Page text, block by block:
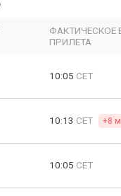
ФАКТИЧЕСКОЕ
ПРИЛЕТА
10:05 CET
10:13 CET +8
10:05 CET